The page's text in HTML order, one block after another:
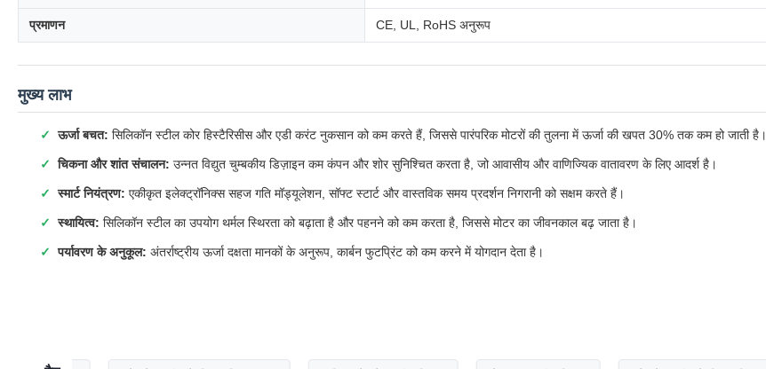
प्रमाणन CE, UL, RoHS अनुरूप
मुख्य लाभ
ऊर्जा बचत: सिलिकॉन स्टील कोर हिस्टैरिसीस और एडी करंट नुकसान को कम करते हैं, जिससे पारंपरिक मोटरों की तुलना में ऊर्जा की खपत 30% तक कम हो जाती है।
चिकना और शांत संचालन: उन्नत विद्युत चुम्बकीय डिज़ाइन कम कंपन और शोर सुनिश्चित करता है, जो आवासीय और वाणिज्यिक वातावरण के लिए आदर्श है।
स्मार्ट नियंत्रण: एकीकृत इलेक्ट्रॉनिक्स सहज गति मॉड्यूलेशन, सॉफ्ट स्टार्ट और वास्तविक समय प्रदर्शन निगरानी को सक्षम करते हैं।
स्थायित्व: सिलिकॉन स्टील का उपयोग थर्मल स्थिरता को बढ़ाता है और पहनने को कम करता है, जिससे मोटर का जीवनकाल बढ़ जाता है।
पर्यावरण के अनुकूल: अंतर्राष्ट्रीय ऊर्जा दक्षता मानकों के अनुरूप, कार्बन फुटप्रिंट को कम करने में योगदान देता है।